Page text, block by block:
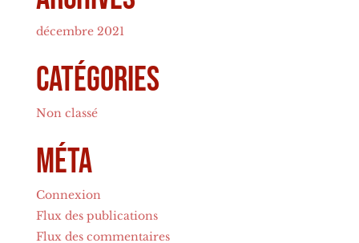
décembre 2021
Catégories
Non classé
Méta
Connexion
Flux des publications
Flux des commentaires